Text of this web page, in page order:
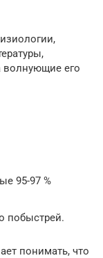
волнующие его
95-97 %
побыстрей.
понимать, что